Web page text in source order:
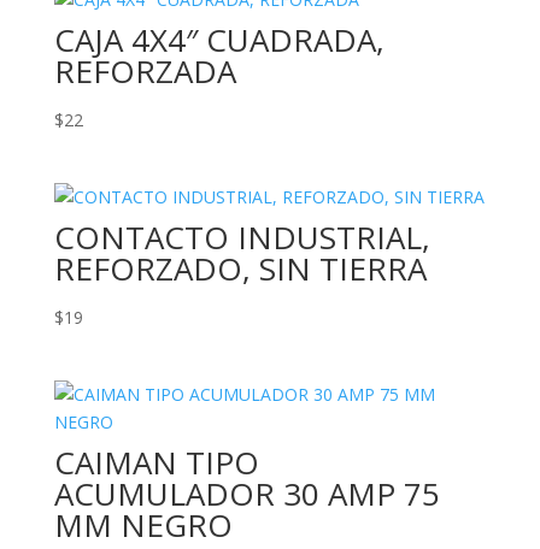
CAJA 4X4″ CUADRADA,
REFORZADA
$22
CONTACTO INDUSTRIAL,
REFORZADO, SIN TIERRA
$19
CAIMAN TIPO
ACUMULADOR 30 AMP 75
MM NEGRO